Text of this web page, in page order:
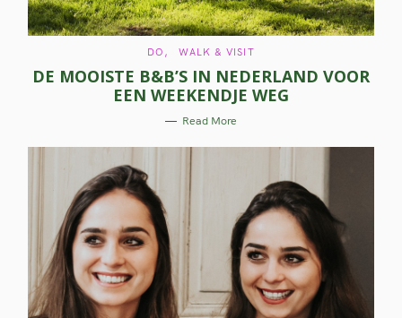
C
T
E
G
O
R
I
S
DO WALK & VISIT
DE MOOISTE B&B’S IN NEDERLAND VOOR
EEN WEEKENDJE WEG
Read More